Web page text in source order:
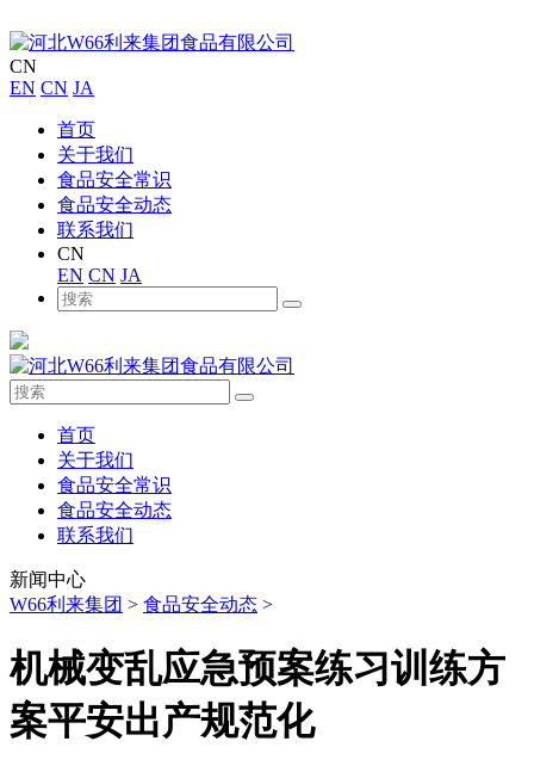
CN
EN CN JA
首页
关于我们
食品安全常识
食品安全动态
联系我们
CN
EN CN JA
首页
关于我们
食品安全常识
食品安全动态
联系我们
新闻中心
W66利来集团 > 食品安全动态 >
机械变乱应急预案练习训练方
案平安出产规范化